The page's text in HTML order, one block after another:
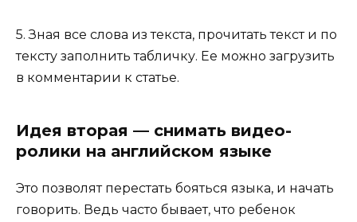
5. Зная все слова из текста, прочитать текст и по
тексту заполнить табличку. Ее можно загрузить
в комментарии к статье.
Идея вторая — снимать видео-
ролики на английском языке
Это позволят перестать бояться языка, и начать
говорить. Ведь часто бывает, что ребенок